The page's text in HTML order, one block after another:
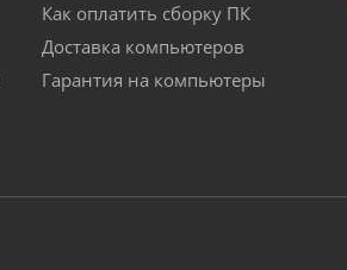
Как оплатить сборку ПК
Доставка компьютеров
Гарантия на компьютеры